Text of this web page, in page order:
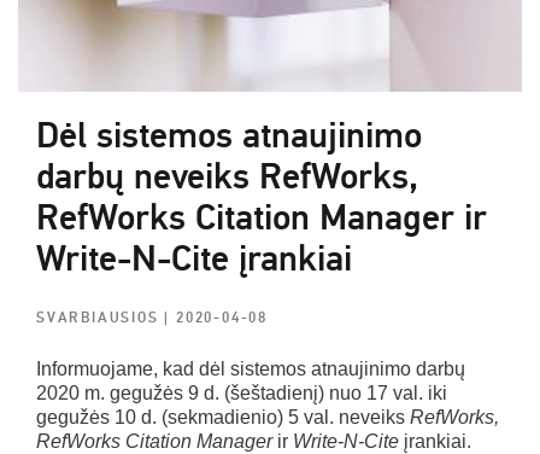
Dėl sistemos atnaujinimo
darbų neveiks RefWorks,
RefWorks Citation Manager ir
Write-N-Cite įrankiai
SVARBIAUSIOS | 2020-04-08
Informuojame, kad dėl sistemos atnaujinimo darbų
2020 m. gegužės 9 d. (šeštadienį) nuo 17 val. iki
gegužės 10 d. (sekmadienio) 5 val. neveiks RefWorks,
RefWorks Citation Managerir Write-N-Cite įrankiai.